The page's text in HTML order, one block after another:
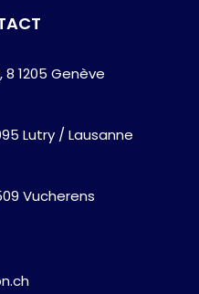
1205 Genève
Lutry / Lausanne
Vucherens